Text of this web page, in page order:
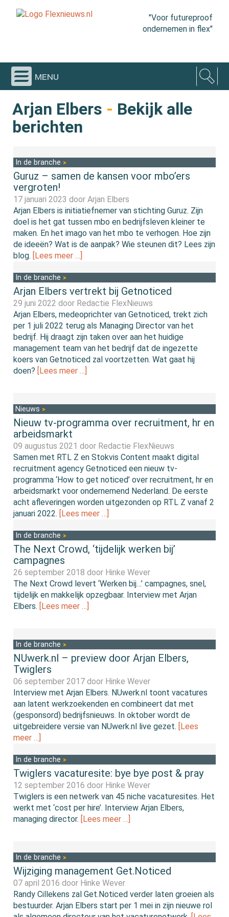
"Voor futureproof
ondernemen in flex"
menu
Arjan Elbers - Bekijk alle
berichten
In de branche
Guruz – samen de kansen voor mbo’ers
vergroten!
17 januari 2023 doorArjan Elbers
Arjan Elbers is initiatiefnemer van stichting Guruz. Zijn
doel is het gat tussen mbo en bedrijfsleven kleiner te
maken. En het imago van het mbo te verhogen. Hoe zijn
de ideeën? Wat is de aanpak? Wie steunen dit? Lees zijn
blog. [Lees meer …]
In de branche
Arjan Elbers vertrekt bij Getnoticed
29 juni 2022 door Redactie FlexNieuws
Arjan Elbers, medeoprichter van Getnoticed, trekt zich
per 1 juli 2022 terug als Managing Director van het
bedrijf. Hij draagt zijn taken over aan het huidige
management team van het bedrijf dat de ingezette
koers van Getnoticed zal voortzetten. Wat gaat hij
doen? [Lees meer …]
Nieuws
Nieuw tv-programma over recruitment, hr en
arbeidsmarkt
09 augustus 2021 door Redactie FlexNieuws
Samen met RTL Z en Stokvis Content maakt digital
recruitment agency Getnoticed een nieuw tv-
programma ‘How to get noticed’ over recruitment, hr en
arbeidsmarkt voor ondernemend Nederland. De eerste
acht afleveringen worden uitgezonden op RTL Z vanaf 2
januari 2022. [Lees meer …]
In de branche
The Next Crowd, ‘tijdelijk werken bij’
campagnes
26 september 2018 door Hinke Wever
The Next Crowd levert ‘Werken bij…’ campagnes, snel,
tijdelijk en makkelijk opzegbaar. Interview met Arjan
Elbers. [Lees meer …]
In de branche
NUwerk.nl – preview door Arjan Elbers,
Twiglers
06 september 2017 door Hinke Wever
Interview met Arjan Elbers. NUwerk.nl toont vacatures
aan latent werkzoekenden en combineert dat met
(gesponsord) bedrijfsnieuws. In oktober wordt de
uitgebreidere versie van NUwerk.nl live gezet. [Lees
meer …]
In de branche
Twiglers vacaturesite: bye bye post & pray
12 september 2016 door Hinke Wever
Twiglers is een netwerk van 45 niche vacaturesites. Het
werkt met ‘cost per hire’. Interview Arjan Elbers,
managing director. [Lees meer …]
In de branche
Wijziging management Get.Noticed
07 april 2016 door Hinke Wever
Randy Cillekens zal Get.Noticed verder laten groeien als
bestuurder. Arjan Elbers start per 1 mei in zijn nieuwe rol